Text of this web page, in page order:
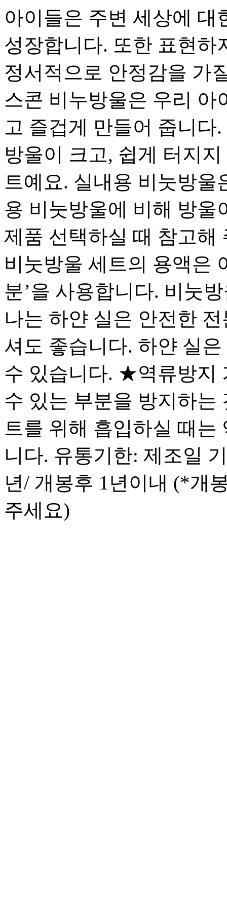
아이들은 주변 세상에 대
성장합니다. 또한 표현하
정서적으로 안정감을 가
스콘 비누방울은 우리 아
고 즐겁게 만들어 줍니
방울이 크고, 쉽게 터지
트예요. 실내용 비눗방울
용 비눗방울에 비해 방울
제품 선택하실 때 참고
비눗방울 세트의 용액은
분’을 사용합니다. 비눗
나는 하얀 실은 안전한
셔도 좋습니다. 하얀 실
수 있습니다. ★역류방지
수 있는 부분을 방지하는
트를 위해 흡입하실 때는
니다. 유통기한: 제조일
년/ 개봉후 1년이내 (*개
주세요)